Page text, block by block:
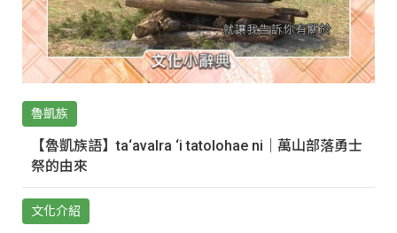
魯凱族
【魯凱族語】ta‘avalra ‘i tatolohae ni｜萬山部落勇士
祭的由來
文化介紹